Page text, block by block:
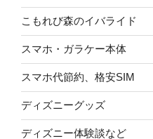
こもれび森のイバライド
スマホ・ガラケー本体
スマホ代節約、格安SIM
ディズニーグッズ
ディズニー体験談など